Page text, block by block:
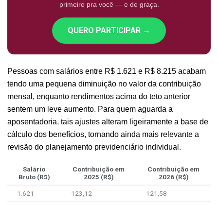
primeiro pra você — e de graça.
QUERO PARTICIPAR →
Pessoas com salários entre R$ 1.621 e R$ 8.215 acabam
tendo uma pequena diminuição no valor da contribuição
mensal, enquanto rendimentos acima do teto anterior
sentem um leve aumento. Para quem aguarda a
aposentadoria, tais ajustes alteram ligeiramente a base de
cálculo dos benefícios, tornando ainda mais relevante a
revisão do planejamento previdenciário individual.
Salário
Bruto (R$)
Contribuição em
2025 (R$)
Contribuição em
2026 (R$)
1.621 123,12 121,58